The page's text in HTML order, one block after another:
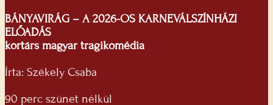
BÁNYAVIRÁG – A 2026-OS KARNEVÁLSZÍNHÁZI
ELŐADÁS
kortárs magyar tragikomédia
Írta: Székely Csaba
90 perc szünet nélkül